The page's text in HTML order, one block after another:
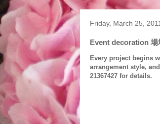
Friday, March 25, 2011
Event decoration 場
Every project begins
arrangement style,
21367427 for details.